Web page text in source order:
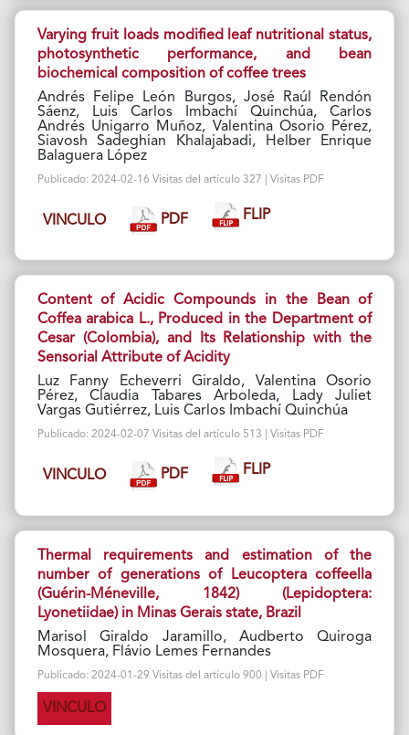
Varying fruit loads modified leaf nutritional status,
photosynthetic performance, and bean
biochemical composition of coffee trees
Andrés Felipe León Burgos, José Raúl Rendón
Sáenz, Luis Carlos Imbachí Quinchúa, Carlos
Andrés Unigarro Muñoz, Valentina Osorio Pérez,
Siavosh Sadeghian Khalajabadi, Helber Enrique
Balaguera López
Publicado: 2024-02-16 Visitas del artículo 327 | Visitas PDF
VINCULO PDF FLIP
Content of Acidic Compounds in the Bean of
Coffea arabica L., Produced in the Department of
Cesar (Colombia), and Its Relationship with the
Sensorial Attribute of Acidity
Luz Fanny Echeverri Giraldo, Valentina Osorio
Pérez, Claudia Tabares Arboleda, Lady Juliet
Vargas Gutiérrez, Luis Carlos Imbachí Quinchúa
Publicado: 2024-02-07 Visitas del artículo 513 | Visitas PDF
VINCULO PDF FLIP
Thermal requirements and estimation of the
number of generations of Leucoptera coffeella
(Guérin-Méneville, 1842) (Lepidoptera:
Lyonetiidae) in Minas Gerais state, Brazil
Marisol Giraldo Jaramillo, Audberto Quiroga
Mosquera, Flávio Lemes Fernandes
Publicado: 2024-01-29 Visitas del artículo 900 | Visitas PDF
VINCULO